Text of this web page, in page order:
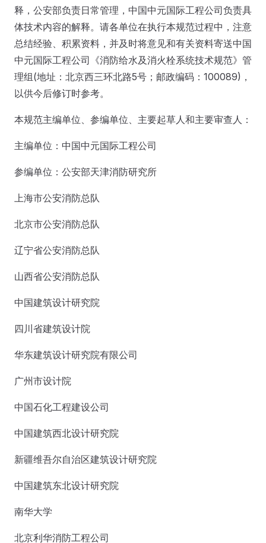
释，公安部负责日常管理，中国中元国际工程公司负责具
体技术内容的解释。请各单位在执行本规范过程中，注意
总结经验、积累资料，并及时将意见和有关资料寄送中国
中元国际工程公司《消防给水及消火栓系统技术规范》管
理组(地址：北京西三环北路5号；邮政编码：100089)，
以供今后修订时参考。
本规范主编单位、参编单位、主要起草人和主要审查人：
主编单位：中国中元国际工程公司
参编单位：公安部天津消防研究所
上海市公安消防总队
北京市公安消防总队
辽宁省公安消防总队
山西省公安消防总队
中国建筑设计研究院
四川省建筑设计院
华东建筑设计研究院有限公司
广州市设计院
中国石化工程建设公司
中国建筑西北设计研究院
新疆维吾尔自治区建筑设计研究院
中国建筑东北设计研究院
南华大学
北京利华消防工程公司